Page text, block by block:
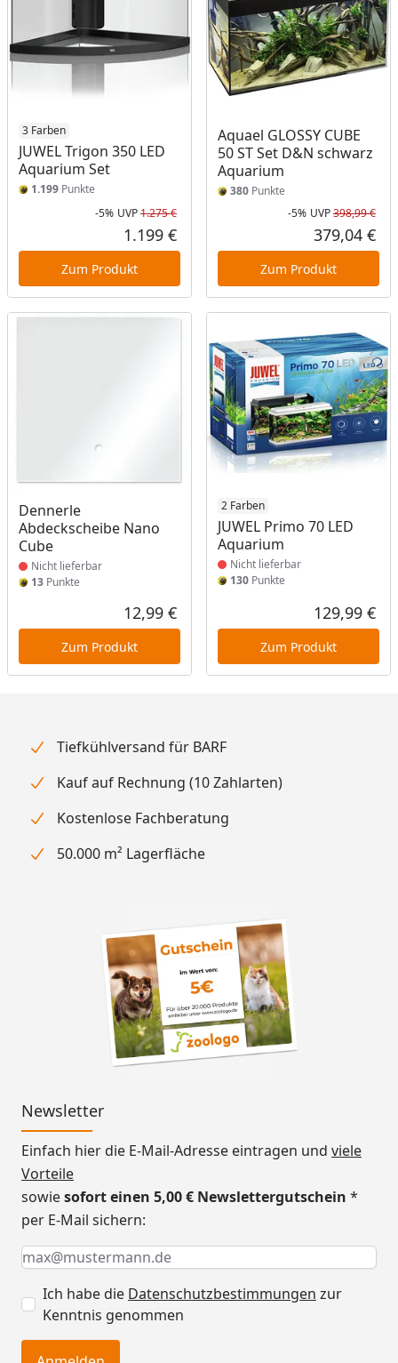
3 Farben
JUWEL Trigon 350 LED
Aquarium Set
1.199 Punkte
Rabatt in Prozent
-5%
Ursprünglicher Preis
UVP1.275 €
Aktueller Preis
1.199 €
Zum Produkt
Aquael GLOSSY CUBE
50 ST Set D&N schwarz
Aquarium
380Punkte
-5% UVP398,99 €
379,04 €
Zum Produkt
Dennerle
Abdeckscheibe Nano
Cube
Produkt nicht lieferbar
Nicht lieferbar
13 Punkte
Aktueller Preis
12,99 €
Zum Produkt
2 Farben
JUWEL Primo 70 LED
Aquarium
Produkt nicht lieferbar
Nicht lieferbar
130Punkte
129,99 €
Zum Produkt
Tiefkühlversand für BARF
Kauf auf Rechnung (10 Zahlarten)
Kostenlose Fachberatung
50.000 m² Lagerfläche
Newsletter
Einfach hier die E-Mail-Adresse eintragen und viele
Vorteile
sowiesofort einen 5,00 € Newslettergutschein *
per E-Mail sichern:
Keine Eingabe erforderlich
Eingabe erforderlich
E-Mail *
Ich habe die Datenschutzbestimmungen zur
Kenntnis genommen